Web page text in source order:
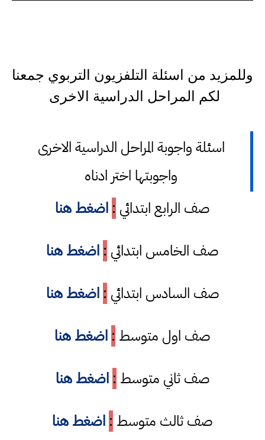
وللمزيد من اسئلة التلفزيون التربوي جمعنا
لكم المراحل الدراسية الاخرى
اسئلة واجوبة المراحل الدراسية الاخرى
واجوبتها اختر ادناه
صف الرابع ابتدائي : اضغط هنا
صف الخامس ابتدائي : اضغط هنا
صف السادس ابتدائي : اضغط هنا
صف اول متوسط : اضغط هنا
صف ثاني متوسط : اضغط هنا
صف ثالث متوسط : اضغط هنا